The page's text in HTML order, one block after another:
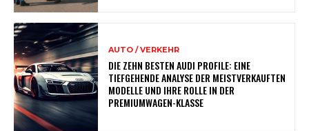
AUTO / VERKEHR
DIE ZEHN BESTEN AUDI PROFILE: EINE
TIEFGEHENDE ANALYSE DER MEISTVERKAUFTEN
MODELLE UND IHRE ROLLE IN DER
PREMIUMWAGEN-KLASSE